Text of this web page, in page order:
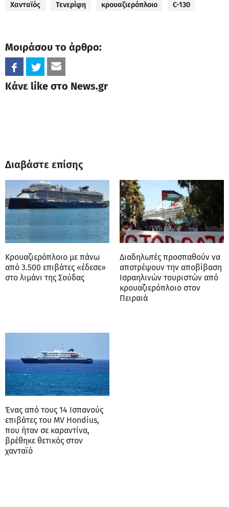
Χανταϊός Τενερίφη κρουαζιερόπλοιο C-130
Μοιράσου το άρθρο:
Κάνε like στο News.gr
Διαβάστε επίσης
Κρουαζιερόπλοιο με πάνω
από 3.500 επιβάτες «έδεσε»
στο λιμάνι της Σούδας
Διαδηλωτές προσπαθούν να
αποτρέψουν την αποβίβαση
Ισραηλινών τουριστών από
κρουαζιερόπλοιο στον
Πειραιά
Ένας από τους 14 Ισπανούς
επιβάτες του MV Hondius,
που ήταν σε καραντίνα,
βρέθηκε θετικός στον
χανταϊό